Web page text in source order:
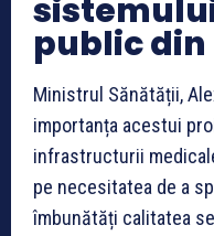
public din
Ministrul Sănătății,
importanța acestui
infrastructurii
pe necesitatea de a
îmbunătăți calitatea